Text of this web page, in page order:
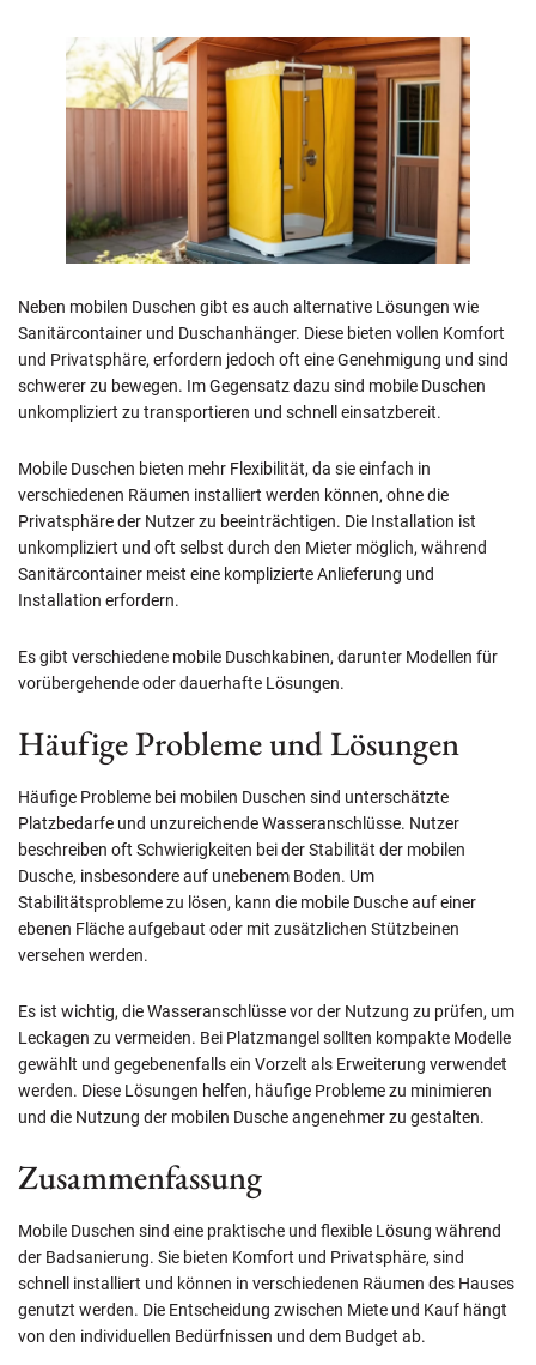
Neben mobilen Duschen gibt es auch alternative Lösungen wie
Sanitärcontainer und Duschanhänger. Diese bieten vollen Komfort
und Privatsphäre, erfordern jedoch oft eine Genehmigung und sind
schwerer zu bewegen. Im Gegensatz dazu sind mobile Duschen
unkompliziert zu transportieren und schnell einsatzbereit.
Mobile Duschen bieten mehr Flexibilität, da sie einfach in
verschiedenen Räumen installiert werden können, ohne die
Privatsphäre der Nutzer zu beeinträchtigen. Die Installation ist
unkompliziert und oft selbst durch den Mieter möglich, während
Sanitärcontainer meist eine komplizierte Anlieferung und
Installation erfordern.
Es gibt verschiedene mobile Duschkabinen, darunter Modellen für
vorübergehende oder dauerhafte Lösungen.
Häufige Probleme und Lösungen
Häufige Probleme bei mobilen Duschen sind unterschätzte
Platzbedarfe und unzureichende Wasseranschlüsse. Nutzer
beschreiben oft Schwierigkeiten bei der Stabilität der mobilen
Dusche, insbesondere auf unebenem Boden. Um
Stabilitätsprobleme zu lösen, kann die mobile Dusche auf einer
ebenen Fläche aufgebaut oder mit zusätzlichen Stützbeinen
versehen werden.
Es ist wichtig, die Wasseranschlüsse vor der Nutzung zu prüfen, um
Leckagen zu vermeiden. Bei Platzmangel sollten kompakte Modelle
gewählt und gegebenenfalls ein Vorzelt als Erweiterung verwendet
werden. Diese Lösungen helfen, häufige Probleme zu minimieren
und die Nutzung der mobilen Dusche angenehmer zu gestalten.
Zusammenfassung
Mobile Duschen sind eine praktische und flexible Lösung während
der Badsanierung. Sie bieten Komfort und Privatsphäre, sind
schnell installiert und können in verschiedenen Räumen des Hauses
genutzt werden. Die Entscheidung zwischen Miete und Kauf hängt
von den individuellen Bedürfnissen und dem Budget ab.